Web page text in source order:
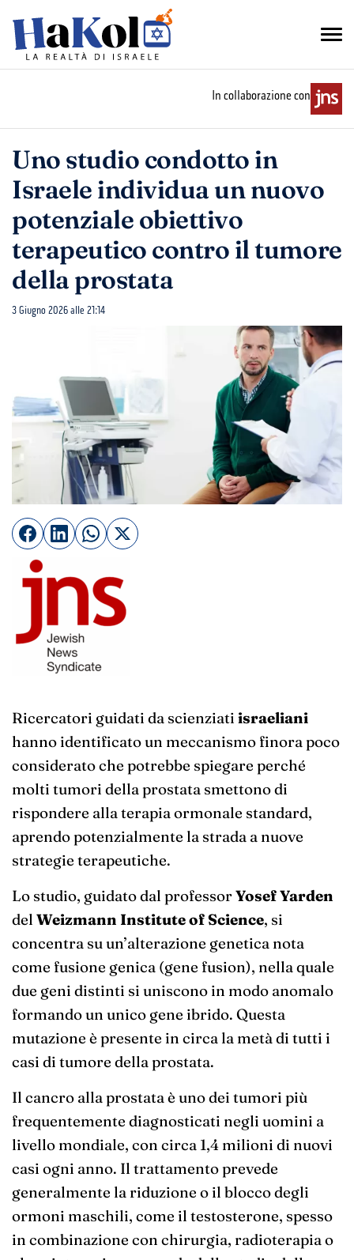
In collaborazione con
Uno studio condotto in
Israele individua un nuovo
potenziale obiettivo
terapeutico contro il tumore
della prostata
3 Giugno 2026 alle 21:14
Ricercatori guidati da scienziati israeliani
hanno identificato un meccanismo finora poco
considerato che potrebbe spiegare perché
molti tumori della prostata smettono di
rispondere alla terapia ormonale standard,
aprendo potenzialmente la strada a nuove
strategie terapeutiche.
Lo studio, guidato dal professorYosef Yarden
del Weizmann Institute of Science, si
concentra su un’alterazione genetica nota
come fusione genica (gene fusion), nella quale
due geni distinti si uniscono in modo anomalo
formando un unico gene ibrido. Questa
mutazione è presente in circa la metà di tutti i
casi di tumore della prostata.
Il cancro alla prostata è uno dei tumori più
frequentemente diagnosticati negli uomini a
livello mondiale, con circa 1,4 milioni di nuovi
casi ogni anno. Il trattamento prevede
generalmente la riduzione o il blocco degli
ormoni maschili, come il testosterone, spesso
in combinazione con chirurgia, radioterapia o